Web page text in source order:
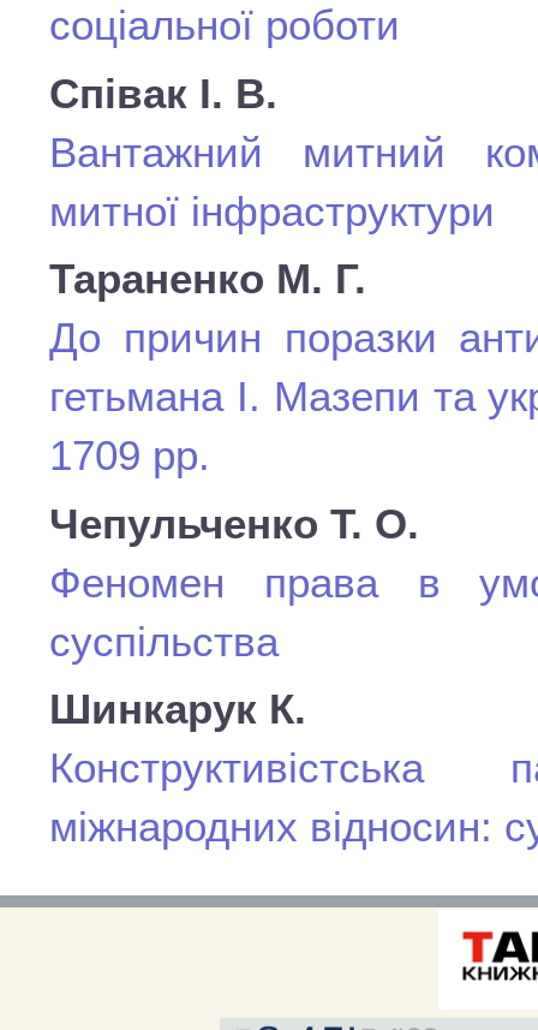
соціальної роботи
Співак І. В.
Вантажний митний
митної інфраструктури
Тараненко М. Г.
До причин поразки
гетьмана І. Мазепи та
1709 рр.
Чепульченко Т. О.
Феномен права в
суспільства
Шинкарук К.
міжнародних відносин: